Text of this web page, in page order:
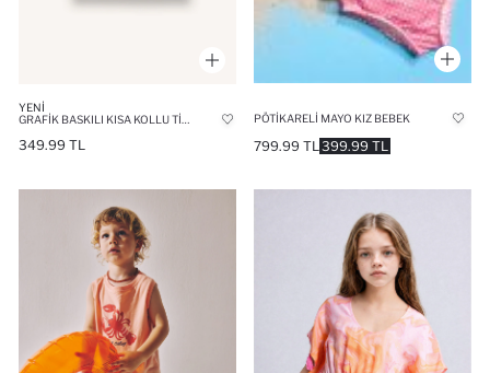
YENI
349.99 TL
PÖTIKARELI MAYO KIZ BEBEK
399.99 TL
799.99 TL